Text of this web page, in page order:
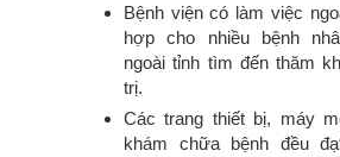
Bệnh viện có làm việc
hợp cho nhiều bệnh
ngoài tỉnh tìm đến thăm
trị.
Các trang thiết bị, máy
khám chữa bệnh đều